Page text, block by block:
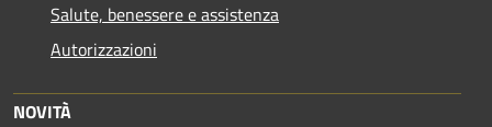
Salute, benessere e assistenza
Autorizzazioni
NOVITÀ